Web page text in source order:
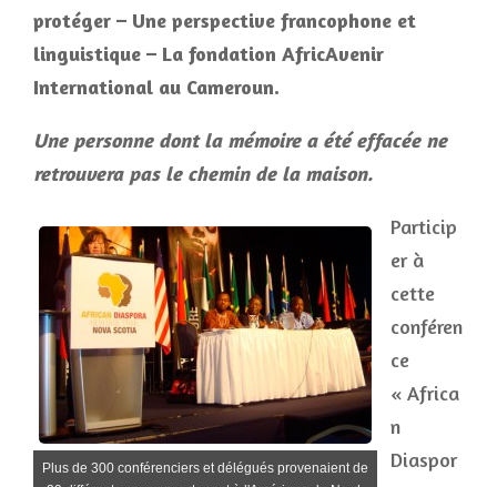
protéger – Une perspective francophone et
linguistique – La fondation AfricAvenir
International au Cameroun.
Une personne dont la mémoire a été effacée ne
retrouvera pas le chemin de la maison.
Plus de 300 conférenciers et délégués provenaient de
Particip
er à
cette
conféren
ce
« Africa
n
Diaspor